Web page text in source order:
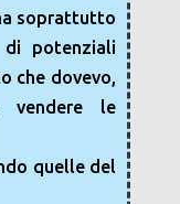
soprattutto
di potenziali
che dovevo,
vendere le
quelle del